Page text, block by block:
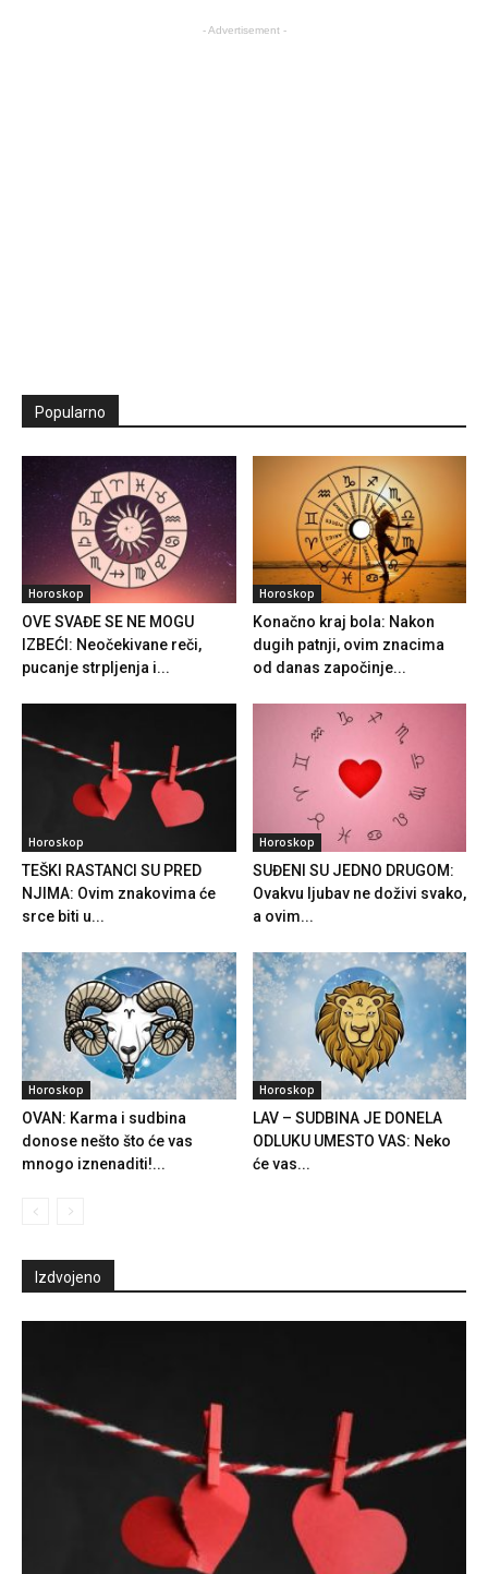
- Advertisement -
Popularno
Horoskop
OVE SVAĐE SE NE MOGU
IZBEĆI: Neočekivane reči,
pucanje strpljenja i...
Horoskop
Konačno kraj bola: Nakon
dugih patnji, ovim znacima
od danas započinje...
Horoskop
TEŠKI RASTANCI SU PRED
NJIMA: Ovim znakovima će
srce biti u...
Horoskop
SUĐENI SU JEDNO DRUGOM:
Ovakvu ljubav ne doživi svako,
a ovim...
Horoskop
OVAN: Karma i sudbina
donose nešto što će vas
mnogo iznenaditi!...
Horoskop
LAV – SUDBINA JE DONELA
ODLUKU UMESTO VAS: Neko
će vas...
Izdvojeno